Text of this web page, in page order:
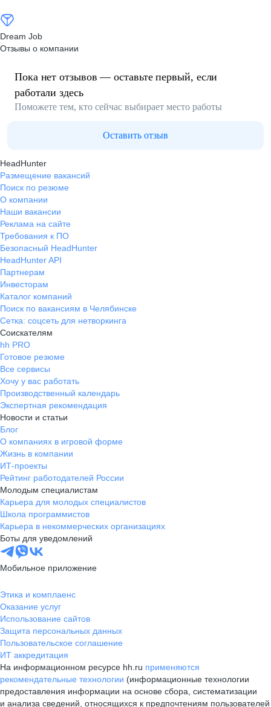
Dream Job
Отзывы о компании
Пока нет отзывов — оставьте первый, если
работали здесь
Поможете тем, кто сейчас выбирает место работы
Оставить отзыв
HeadHunter
Размещение вакансий
Поиск по резюме
О компании
Наши вакансии
Реклама на сайте
Требования к ПО
Безопасный HeadHunter
HeadHunter API
Партнерам
Инвесторам
Каталог компаний
Поиск по вакансиям в Челябинске
Сетка: соцсеть для нетворкинга
Соискателям
hh PRO
Готовое резюме
Все сервисы
Хочу у вас работать
Производственный календарь
Экспертная рекомендация
Новости и статьи
Блог
О компаниях в игровой форме
Жизнь в компании
ИТ-проекты
Рейтинг работодателей России
Молодым специалистам
Карьера для молодых специалистов
Школа программистов
Карьера в некоммерческих организациях
Боты для уведомлений
Мобильное приложение
Этика и комплаенс
Оказание услуг
Использование сайтов
Защита персональных данных
Пользовательское соглашение
ИТ аккредитация
На информационном ресурсе hh.ru применяются
рекомендательные технологии (информационные технологии
предоставления информации на основе сбора, систематизации
и анализа сведений, относящихся к предпочтениям пользователей